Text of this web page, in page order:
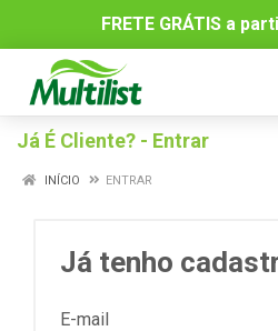
FRETE GRÁTIS a
Já É Cliente? - Entrar
INÍCIO ENTRAR
Já tenho
E-mail